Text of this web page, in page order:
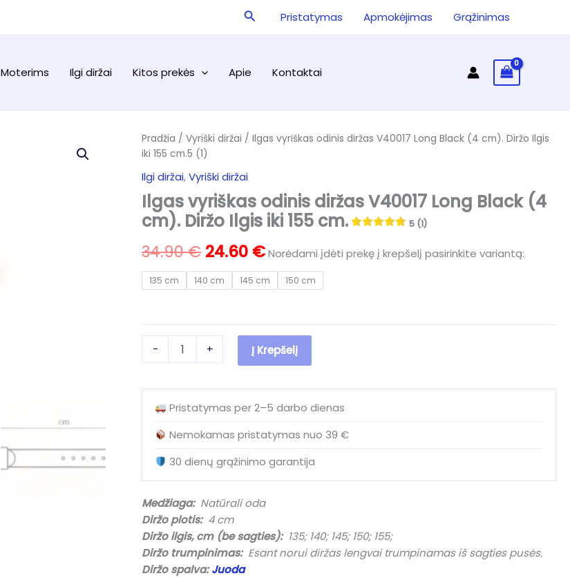
PaieškaPristatymas Apmokėjimas Grąžinimas
Moterims Ilgi diržai Kitos prekės Apie Kontaktai
Pradžia /Vyriški diržai / Ilgas vyriškas odinis diržas V40017 Long Black (4 cm). Diržo Ilgis
iki 155 cm.5 (1)
Ilgi diržai,Vyriški diržai
Ilgas vyriškas odinis diržas V40017 Long Black (4
cm). Diržo Ilgis iki 155 cm.
5 (1)
34.90€ Original
price
34.90 €.
24.60 €Current
price
24.60 €.
Norėdami įdėti prekę į krepšelį pasirinkite variantą:
135 cm 140 cm 145 cm 150 cm
-
produkto
diržas
Long
cm).
Ilgis
iki
155
cm.
+ Į Krepšelį
Pristatymas per 2–5 darbo dienas
Nemokamas pristatymas nuo 39 €
30 dienų grąžinimo garantija
Medžiaga: Natūrali oda
Diržo plotis:4 cm
Diržo ilgis, cm (be sagties):135; 140; 145; 150; 155;
Diržo trumpinimas:Esant norui diržas lengvai trumpinamas iš sagties pusės.
Diržo spalva: Juoda
34.90 €.24.60 €.